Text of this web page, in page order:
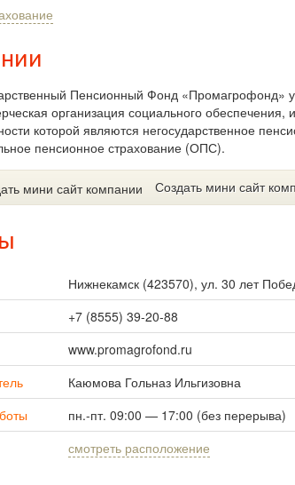
Пенсионный Фонд «Промагрофонд»
организация социального
которой являются негосударственное
пенсионное страхование (ОПС).
Создать мини сайт
Нижнекамск (423570), ул. 30 лет
+7 (8555) 39-20-88
www.promagrofond.ru
Каюмова Гольназ Ильгизовна
пн.-пт. 09:00 — 17:00 (без перерыва)
смотреть расположение